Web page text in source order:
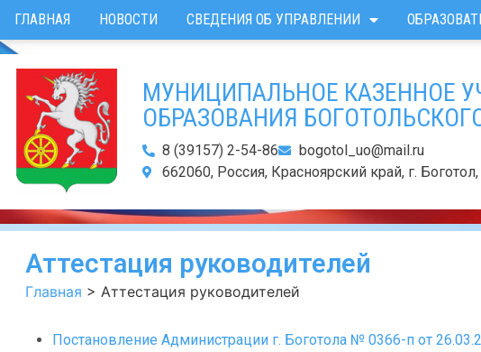
ГЛАВНАЯ НОВОСТИ СВЕДЕНИЯ ОБ УПРАВЛЕНИИ
МУНИЦИПАЛЬНОЕ КАЗЕННОЕ
ОБРАЗОВАНИЯ
8 (39157) 2-54-86
bogotol_uo@mail.ru
662060, Россия, Красноярский край, г.
Аттестация руководителей
Главная > Аттестация руководителей
Постановление Администрации г. Боготола № 0366-п от